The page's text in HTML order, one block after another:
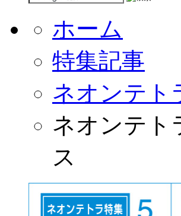
ホーム
特集記事
ネオンテト
ネオンテト
ス